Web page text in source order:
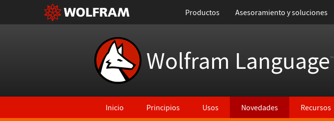
Productos Asesoramiento y soluciones
Wolfram Language™
Inicio Principios Usos Novedades Recursos